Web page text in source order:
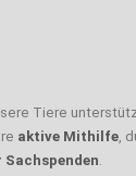
Tiere
aktive Mithilfe,
Sachspenden.